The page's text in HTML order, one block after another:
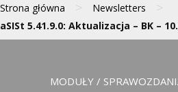
Strona główna > Newsletters >
aSISt 5.41.9.0: Aktualizacja – BK –
MODUŁY /